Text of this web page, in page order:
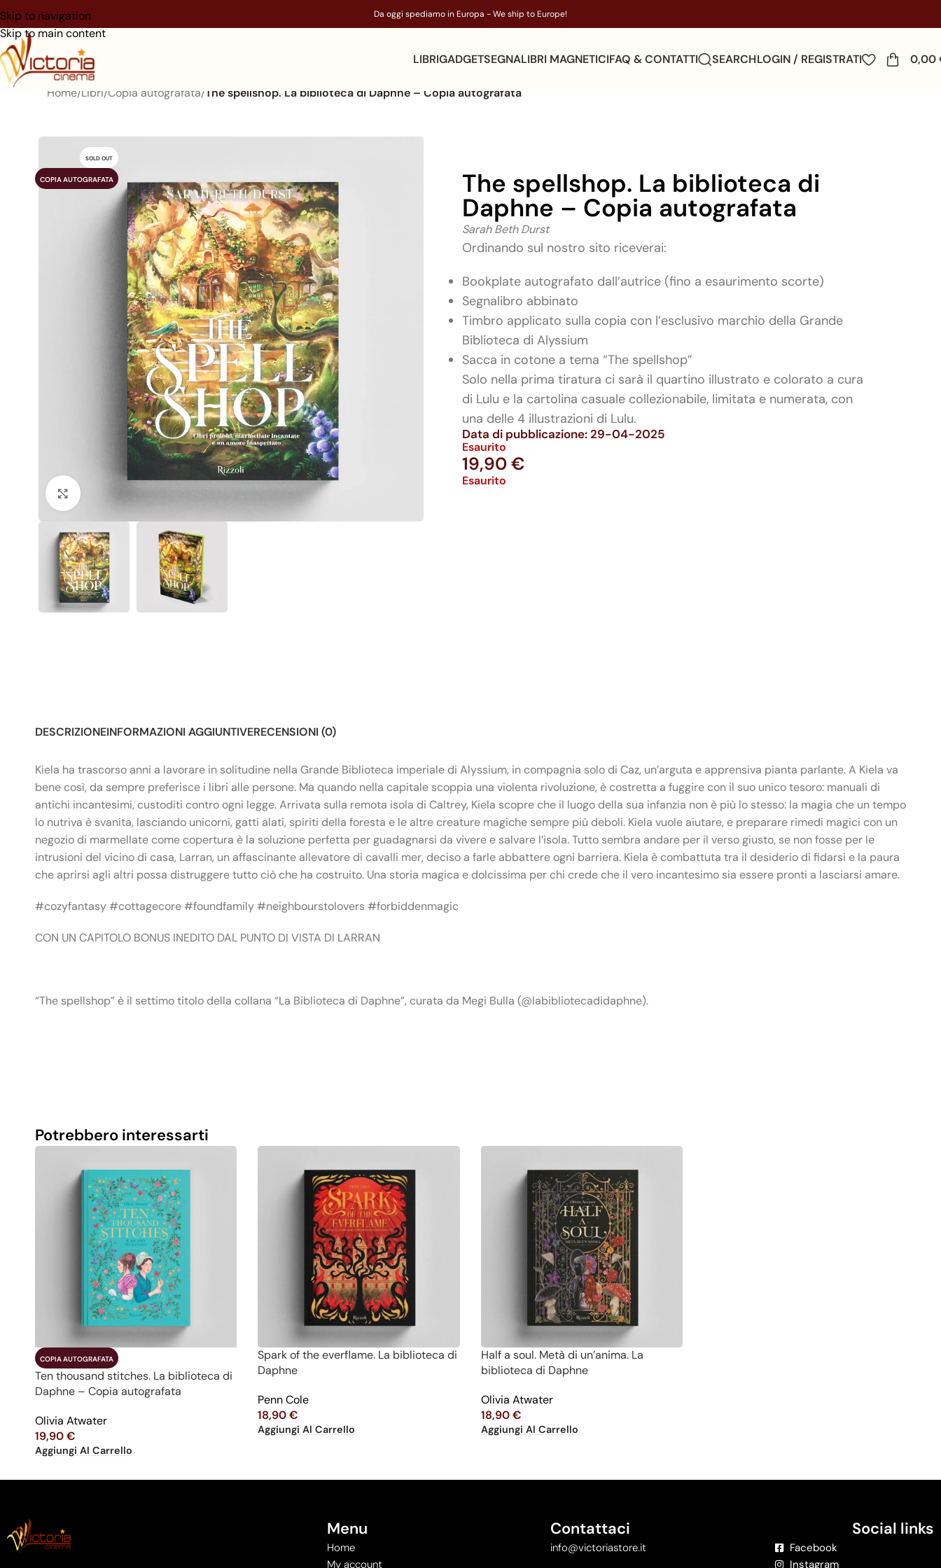
Skip to navigation
Skip to main content
Da oggi spediamo in Europa - We ship to Europe!
LIBRIGADGETSEGNALIBRI MAGNETICIFAQ & CONTATTI SEARCHLOGIN / REGISTRATI 0,00
Home/Libri/Copia autografata/The spellshop. La biblioteca di Daphne – Copia autografata
SOLD OUT
COPIA AUTOGRAFATA The spellshop. La biblioteca di
Daphne – Copia autografata
Sarah Beth Durst
Ordinando sul nostro sito riceverai:
Bookplate autografato dall’autrice (fino a esaurimento scorte)
Segnalibro abbinato
Timbro applicato sulla copia con l’esclusivo marchio della Grande
Biblioteca di Alyssium
Sacca in cotone a tema “The spellshop”
Solo nella prima tiratura ci sarà il quartino illustrato e colorato a cura
di Lulu e la cartolina casuale collezionabile, limitata e numerata, con
una delle 4 illustrazioni di Lulu.
Data di pubblicazione: 29-04-2025
Esaurito
19,90€
Esaurito
DESCRIZIONEINFORMAZIONI AGGIUNTIVERECENSIONI (0)
Kiela ha trascorso anni a lavorare in solitudine nella Grande Biblioteca imperiale di Alyssium, in compagnia solo di Caz, un’arguta e apprensiva pianta parlante. A Kiela va
bene così, da sempre preferisce i libri alle persone. Ma quando nella capitale scoppia una violenta rivoluzione, è costretta a fuggire con il suo unico tesoro: manuali di
antichi incantesimi, custoditi contro ogni legge. Arrivata sulla remota isola di Caltrey, Kiela scopre che il luogo della sua infanzia non è più lo stesso: la magia che un tempo
lo nutriva è svanita, lasciando unicorni, gatti alati, spiriti della foresta e le altre creature magiche sempre più deboli. Kiela vuole aiutare, e preparare rimedi magici con un
negozio di marmellate come copertura è la soluzione perfetta per guadagnarsi da vivere e salvare l’isola. Tutto sembra andare per il verso giusto, se non fosse per le
intrusioni del vicino di casa, Larran, un affascinante allevatore di cavalli mer, deciso a farle abbattere ogni barriera. Kiela è combattuta tra il desiderio di fidarsi e la paura
che aprirsi agli altri possa distruggere tutto ciò che ha costruito. Una storia magica e dolcissima per chi crede che il vero incantesimo sia essere pronti a lasciarsi amare.
#cozyfantasy #cottagecore #foundfamily #neighbourstolovers #forbiddenmagic
CON UN CAPITOLO BONUS INEDITO DAL PUNTO DI VISTA DI LARRAN
“The spellshop” è il settimo titolo della collana “La Biblioteca di Daphne”, curata da Megi Bulla (@labibliotecadidaphne).
Potrebbero interessarti
COPIA AUTOGRAFATA
Ten thousand stitches. La biblioteca di
Daphne – Copia autografata
Olivia Atwater
19,90€
Aggiungi Al Carrello
Spark of the everflame. La biblioteca di
Daphne
Penn Cole
18,90€
Aggiungi Al Carrello
Half a soul. Metà di un’anima. La
biblioteca di Daphne
Olivia Atwater
18,90€
Aggiungi Al Carrello
Menu
Home
My account
Contattaci
info@victoriastore.it
Social links
Facebook
Instagram